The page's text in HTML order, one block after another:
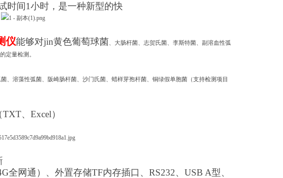
时间1小时，是一种新型的快
仪能够对jin黄色葡萄球菌、大肠杆菌、志贺氏菌、李斯特菌、副溶血性弧
定量检测。
、溶藻性弧菌、阪崎肠杆菌、沙门氏菌、蜡样芽孢杆菌、铜绿假单胞菌（支持检测项目
、Excel）
全网通）、外置存储TF内存插口、RS232、USB A型、